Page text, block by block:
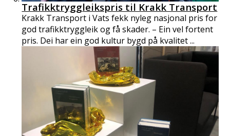
Trafikktryggleikspris til Krakk Transport
Krakk Transport i Vats fekk nyleg nasjonal pris for
god trafikktryggleik og få skader. – Ein vel fortent
pris. Dei har ein god kultur bygd på kvalitet ...